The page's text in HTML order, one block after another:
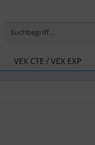
VEX CTE / VEX EXP